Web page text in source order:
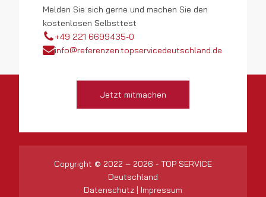
Melden Sie sich gerne und machen Sie den
kostenlosen Selbsttest
+49 221 6699435-0
info@referenzen.topservicedeutschland.de
Jetzt mitmachen
Copyright © 2022 – 2026 - TOP SERVICE
Deutschland
Datenschutz | Impressum